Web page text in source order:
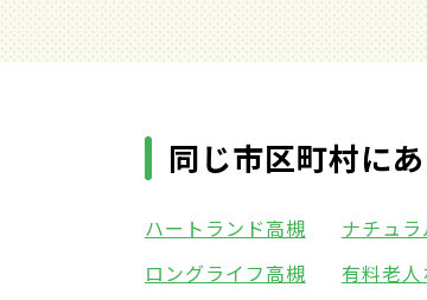
同じ市区町村に
ハートランド高槻 ナチュ
ロングライフ高槻
有料老